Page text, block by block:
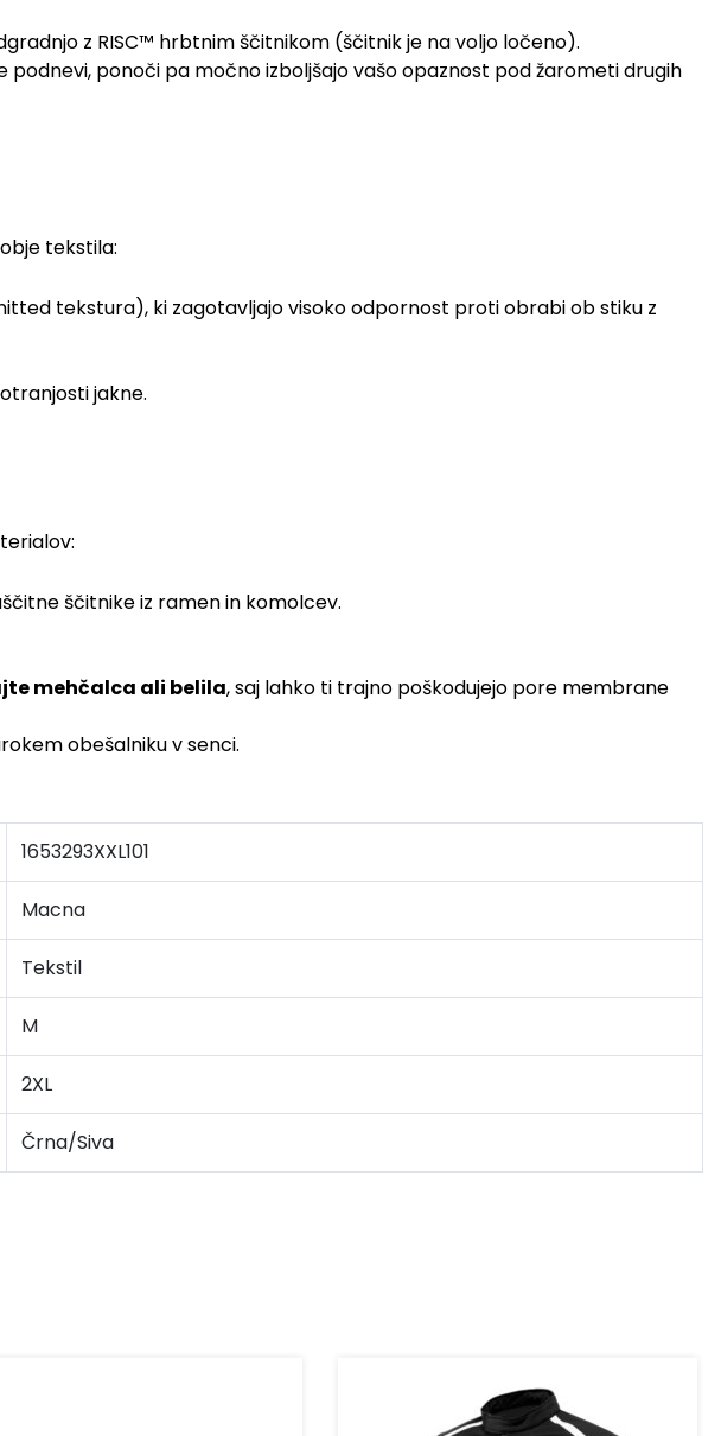
z RISC™ hrbtnim ščitnikom (ščitnik je na voljo ločeno).
ponoči pa močno izboljšajo vašo opaznost pod žarometi drugih
tekstila:
tekstura), ki zagotavljajo visoko odpornost proti obrabi ob stiku z
jakne.
ščitnike iz ramen in komolcev.
mehčalca ali belila, saj lahko ti trajno poškodujejo pore membrane
obešalniku v senci.
1653293XXL101
Macna
Tekstil
M
2XL
Črna/Siva